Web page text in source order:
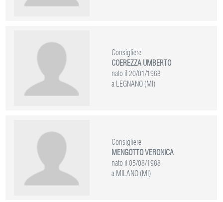
Consigliere
COEREZZA UMBERTO
nato il 20/01/1963
a LEGNANO (MI)
Consigliere
MENGOTTO VERONICA
nato il 05/08/1988
a MILANO (MI)